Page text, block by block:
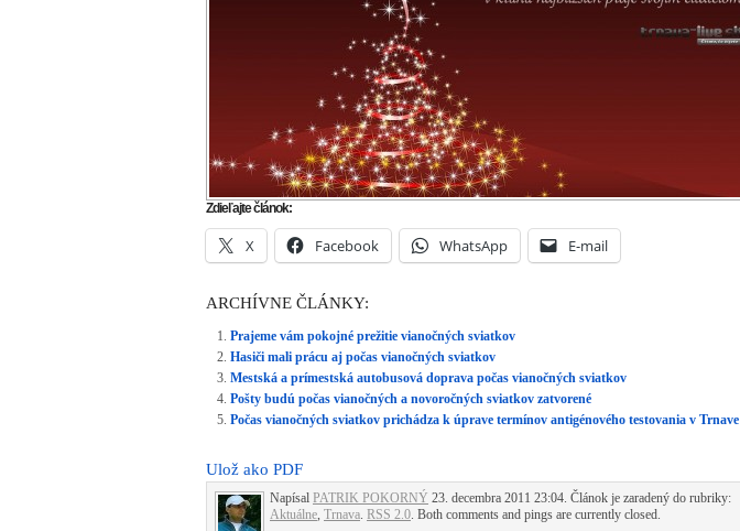
Zdieľajte článok:
X Facebook WhatsApp E-mail
ARCHÍVNE ČLÁNKY:
Prajeme vám pokojné prežitie vianočných sviatkov
Hasiči mali prácu aj počas vianočných sviatkov
Mestská a prímestská autobusová doprava počas vianočných sviatkov
Pošty budú počas vianočných a novoročných sviatkov zatvorené
Počas vianočných sviatkov prichádza k úprave termínov antigénového testovania v Trnave
Ulož ako PDF
Napísal PATRIK POKORNÝ 23. decembra 2011 23:04. Článok je zaradený do rubriky:
Aktuálne, Trnava. RSS 2.0. Both comments and pings are currently closed.